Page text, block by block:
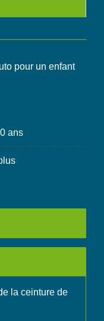
ans
la ceinture de